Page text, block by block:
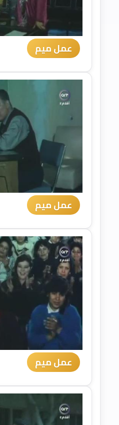
عمل ميم
عمل ميم
عمل ميم